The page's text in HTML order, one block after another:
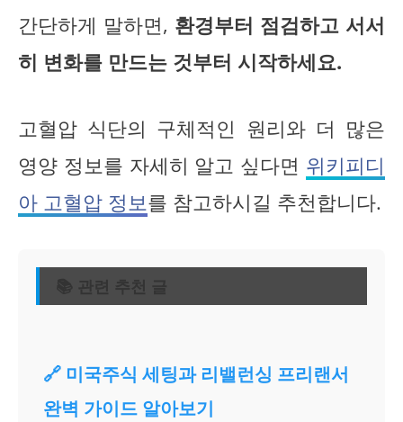
간단하게 말하면, 환경부터 점검하고 서서
히 변화를 만드는 것부터 시작하세요.
고혈압 식단의 구체적인 원리와 더 많은
영양 정보를 자세히 알고 싶다면 위키피디
아 고혈압 정보를 참고하시길 추천합니다.
📚 관련 추천 글
🔗 미국주식 세팅과 리밸런싱 프리랜서
완벽 가이드 알아보기